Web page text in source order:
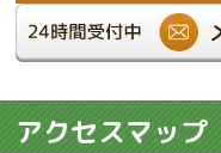
アクセスマップ